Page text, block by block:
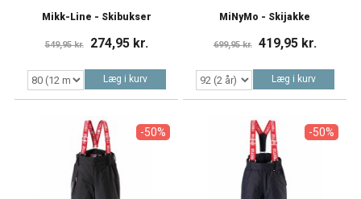
Mikk-Line - Skibukser
549,95 kr. 274,95 kr.
Læg i kurv
MiNyMo - Skijakke
699,95 kr. 419,95 kr.
Læg i kurv
-50% -50%